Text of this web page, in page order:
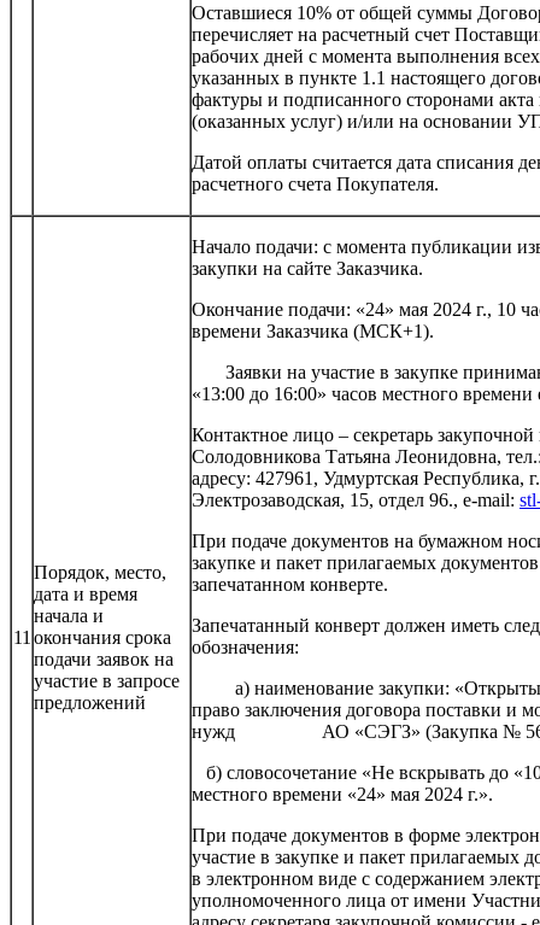
Оставшиеся 10% от общей суммы
перечисляет на расчетный счет
рабочих дней с момента выполнения
указанных в пункте 1.1 настоящего
фактуры и подписанного сторонами
(оказанных услуг) и/или на основании
Датой оплаты считается дата списания
расчетного счета Покупателя.
11
Порядок, место,
дата и время
начала и
окончания срока
подачи заявок на
участие в запросе
предложений
Начало подачи: с момента публикации
закупки на сайте Заказчика.
Окончание подачи: «24» мая 2024 г., 10
времени Заказчика (МСК+1).
Заявки на участие в закупке
«13:00 до 16:00» часов местного
Контактное лицо – секретарь
Солодовникова Татьяна Леонидовна,
адресу: 427961, Удмуртская Республика,
Электрозаводская, 15, отдел 96., e-mail:
При подаче документов на бумажном
закупке и пакет прилагаемых
запечатанном конверте.
Запечатанный конверт должен иметь
обозначения:
а) наименование закупки:
право заключения договора поставки и
нужд АО «СЭГЗ» (Закупка №
б) словосочетание «Не вскрывать до
местного времени «24» мая 2024 г.».
При подаче документов в форме
участие в закупке и пакет прилагаемых
в электронном виде с содержанием
уполномоченного лица от имени